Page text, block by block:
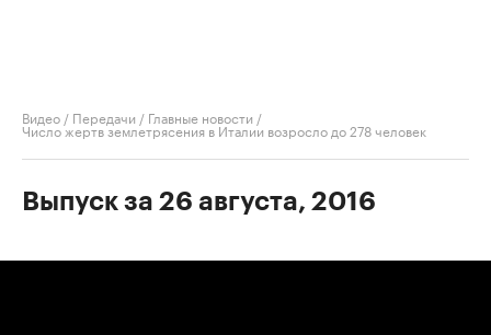
Видео / Передачи / Главные новости /
Число жертв землетрясения в Италии возросло до 278 человек
Выпуск за 26 августа, 2016